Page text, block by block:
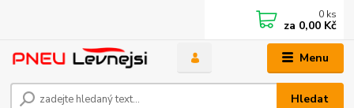
Menu
Hledat
0 ks
za 0,00 Kč